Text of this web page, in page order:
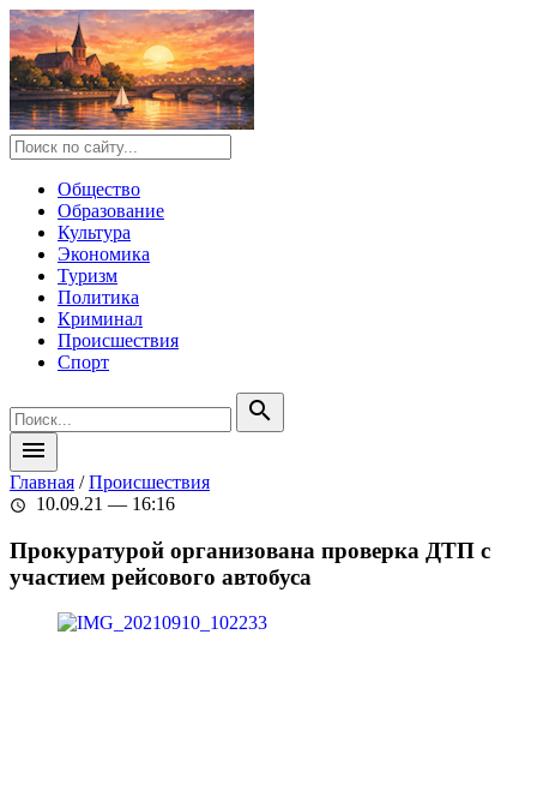
Общество
Образование
Культура
Экономика
Туризм
Политика
Криминал
Происшествия
Спорт
search
menu
Главная /Происшествия
schedule 10.09.21 — 16:16
Прокуратурой организована проверка ДТП с
участием рейсового автобуса